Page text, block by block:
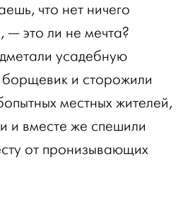
что нет ничего
— это ли не мечта?
усадебную
борщевик и сторожили
местных жителей,
и вместе же спешили
от пронизывающих